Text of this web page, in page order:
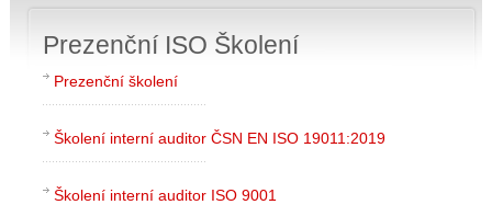
Prezenční ISO Školení
Prezenční školení
Školení interní auditor ČSN EN ISO 19011:2019
Školení interní auditor ISO 9001